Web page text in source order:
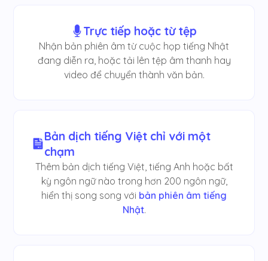
Trực tiếp hoặc từ tệp
Nhận bản phiên âm từ cuộc họp tiếng Nhật
đang diễn ra, hoặc tải lên tệp âm thanh hay
video để chuyển thành văn bản.
Bản dịch tiếng Việt chỉ với một
chạm
Thêm bản dịch tiếng Việt, tiếng Anh hoặc bất
kỳ ngôn ngữ nào trong hơn 200 ngôn ngữ,
hiển thị song song với bản phiên âm tiếng
Nhật.